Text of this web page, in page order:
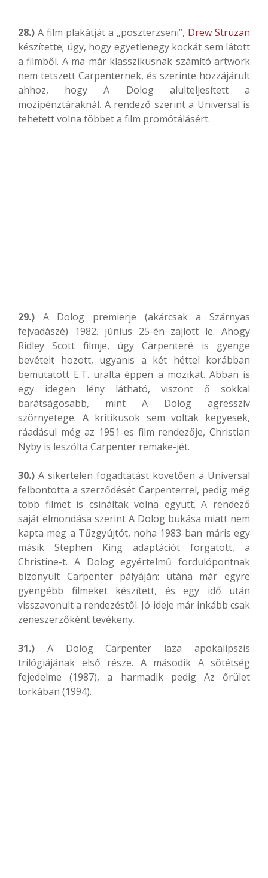
28.) A film plakátját a „poszterzseni”, Drew Struzan
készítette; úgy, hogy egyetlenegy kockát sem látott
a filmből. A ma már klasszikusnak számító artwork
nem tetszett Carpenternek, és szerinte hozzájárult
ahhoz, hogy A Dolog alulteljesített a
mozipénztáraknál. A rendező szerint a Universal is
tehetett volna többet a film promótálásért.
29.) A Dolog premierje (akárcsak a Szárnyas
fejvadászé) 1982. június 25-én zajlott le. Ahogy
Ridley Scott filmje, úgy Carpenteré is gyenge
bevételt hozott, ugyanis a két héttel korábban
bemutatott E.T. uralta éppen a mozikat. Abban is
egy idegen lény látható, viszont ő sokkal
barátságosabb, mint A Dolog agresszív
szörnyetege. A kritikusok sem voltak kegyesek,
ráadásul még az 1951-es film rendezője, Christian
Nyby is leszólta Carpenter remake-jét.
30.) A sikertelen fogadtatást követően a Universal
felbontotta a szerződését Carpenterrel, pedig még
több filmet is csináltak volna együtt. A rendező
saját elmondása szerint A Dolog bukása miatt nem
kapta meg a Tűzgyújtót, noha 1983-ban máris egy
másik Stephen King adaptációt forgatott, a
Christine-t. A Dolog egyértelmű fordulópontnak
bizonyult Carpenter pályáján: utána már egyre
gyengébb filmeket készített, és egy idő után
visszavonult a rendezéstől. Jó ideje már inkább csak
zeneszerzőként tevékeny.
31.) A Dolog Carpenter laza apokalipszis
trilógiájának első része. A második A sötétség
fejedelme (1987), a harmadik pedig Az őrület
torkában (1994).